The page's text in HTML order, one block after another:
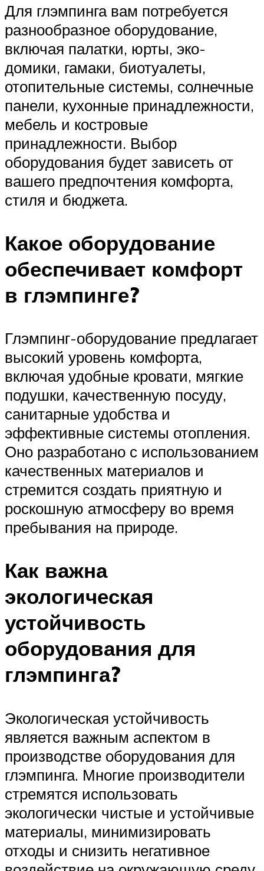
Для глэмпинга вам потребуется
разнообразное оборудование,
включая палатки, юрты, эко-
домики, гамаки, биотуалеты,
отопительные системы, солнечные
панели, кухонные принадлежности,
мебель и костровые
принадлежности. Выбор
оборудования будет зависеть от
вашего предпочтения комфорта,
стиля и бюджета.
Какое оборудование
обеспечивает комфорт
в глэмпинге?
Глэмпинг-оборудование предлагает
высокий уровень комфорта,
включая удобные кровати, мягкие
подушки, качественную посуду,
санитарные удобства и
эффективные системы отопления.
Оно разработано с использованием
качественных материалов и
стремится создать приятную и
роскошную атмосферу во время
пребывания на природе.
Как важна
экологическая
устойчивость
оборудования для
глэмпинга?
Экологическая устойчивость
является важным аспектом в
производстве оборудования для
глэмпинга. Многие производители
стремятся использовать
экологически чистые и устойчивые
материалы, минимизировать
отходы и снизить негативное